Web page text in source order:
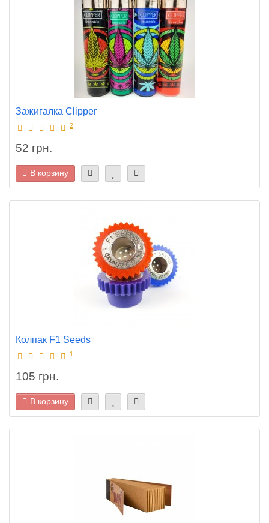
Зажигалка Clipper
2
52 грн.
В корзину
Колпак F1 Seeds
1
105 грн.
В корзину